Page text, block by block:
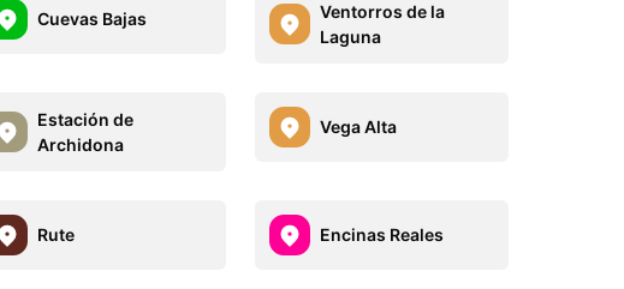
Cuevas Bajas
Ventorros de la
Laguna
Estación de
Archidona
Vega Alta
Rute Encinas Reales